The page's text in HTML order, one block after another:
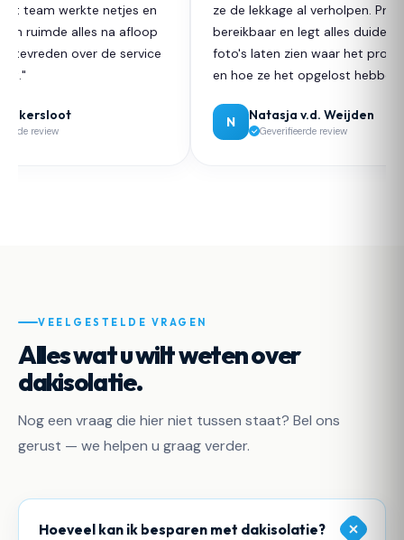
team werkte netjes en
ruimde alles na afloop
tevreden over de service
review
ze de lekkage al verholpen. Prima
bereikbaar en legt alles duidelijk
foto's laten zien waar het
en hoe ze het opgelost hebben."
Natasja v.d. Weijden
Geverifieerde review
VEELGESTELDE VRAGEN
Alles wat u wilt weten over
dakisolatie.
Nog een vraag die hier niet tussen staat? Bel ons
gerust — we helpen u graag verder.
Hoeveel kan ik besparen met dakisolatie?